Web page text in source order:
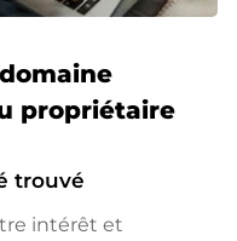
propriétaire
trouvé
intérêt et